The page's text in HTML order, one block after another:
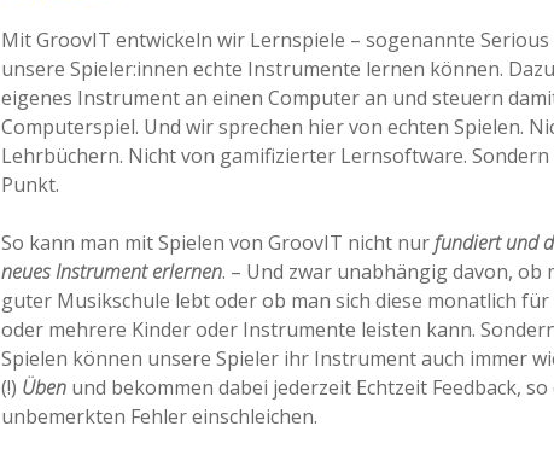
Mit GroovIT entwickeln wir Lernspiele – sogenannte Serious
unsere Spieler:innen echte Instrumente lernen können.
eigenes Instrument an einen Computer an und steuern
Computerspiel. Und wir sprechen hier von echten Spielen.
Lehrbüchern. Nicht von gamifizierter Lernsoftware.
Punkt.
So kann man mit Spielen von GroovIT nicht nurfundiert und
neues Instrument erlernen. – Und zwar unabhängig davon, ob
guter Musikschule lebt oder ob man sich diese monatlich
oder mehrere Kinder oder Instrumente leisten kann.
Spielen können unsere Spieler ihr Instrument auch immer
(!) Übenund bekommen dabei jederzeit Echtzeit Feedback, so
unbemerkten Fehler einschleichen.